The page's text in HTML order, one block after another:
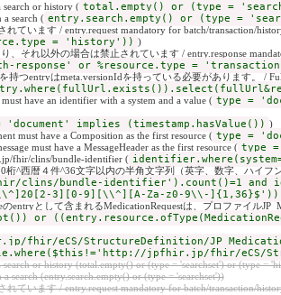
or history ( total.empty() or (type =
search ( entry.search.empty() or (type =
ています / entry.request mandatory for batch/transaction/
= 'history')) )
、それ以外の場合は禁止されています / entry.response
response' or %resource.type =
つentryはmeta.versionIdを持っている必要があります。 /
have an identifier with a system and a value ( type =
'document' implies (timestamp.hasValue()) )
must have a Composition as the first resource ( type =
must have a MessageHeader as the first resource ( type
fhir/clins/bundle-identifier (
桁^西暦４件^36文字以内の半角文字列（英字、数字、ハ
clins/bundle-identifier').count()=1
3][0-9][\\^][A-Za-z0-9\\-]{1,36}$'))
entryとして含まれるMedicationRequestは、プロファイル
or
eCS/StructureDefinition/
jpfhir.jp/fhir/eCS/
or history (total.empty() or (type = 'searchset') or (type =
search (entry.search.empty() or (type = 'searchset'))
ています / entry.request mandatory for batch/transaction/